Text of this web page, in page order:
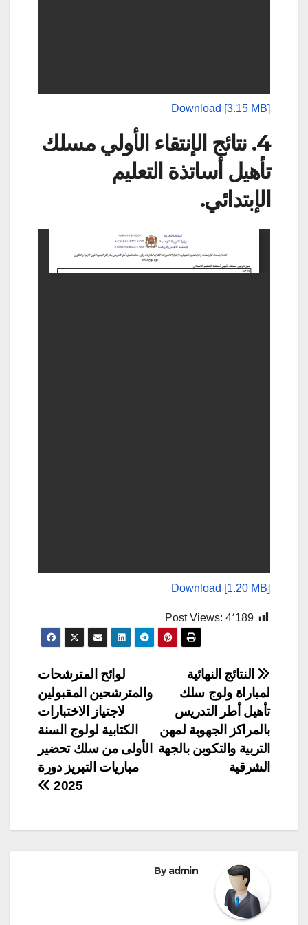
Download [3.15 MB]
4. نتائج الإنتقاء الأولي مسلك
تأهيل أساتذة التعليم
الإبتدائي.
Download [1.20 MB]
Post Views: 4٬189
تصفّح
المقالات
لوائح المترشحات
والمترشحين المقبولين
لاجتياز الاختبارات
الكتابية لولوج السنة
الأولى من سلك تحضير
مباريات التبريز دورة
2025
النتائج النهائية
لمباراة ولوج سلك
تأهيل أطر التدريس
بالمراكز الجهوية لمهن
التربية والتكوين بالجهة
الشرقية
Byadmin